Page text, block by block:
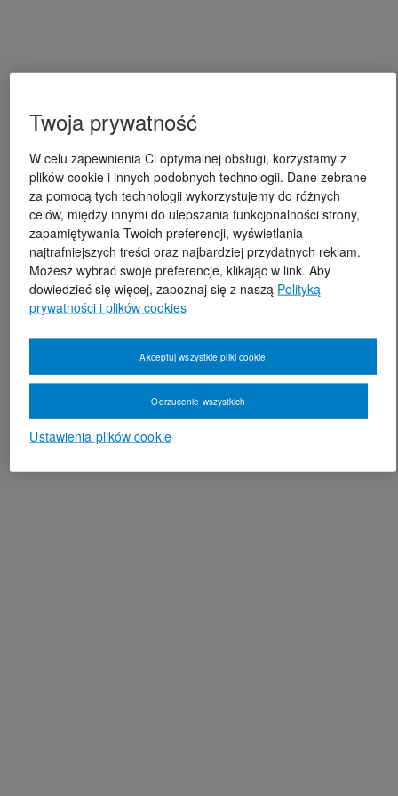
Twoja prywatność
W celu zapewnienia Ci optymalnej obsługi, korzystamy z
plików cookie i innych podobnych technologii. Dane zebrane
za pomocą tych technologii wykorzystujemy do różnych
celów, między innymi do ulepszania funkcjonalności strony,
zapamiętywania Twoich preferencji, wyświetlania
najtrafniejszych treści oraz najbardziej przydatnych reklam.
Możesz wybrać swoje preferencje, klikając w link. Aby
dowiedzieć się więcej, zapoznaj się z naszą Polityką
prywatności i plików cookies
Ustawienia plików cookie
Odrzucenie wszystkich
Akceptuj wszystkie pliki cookie